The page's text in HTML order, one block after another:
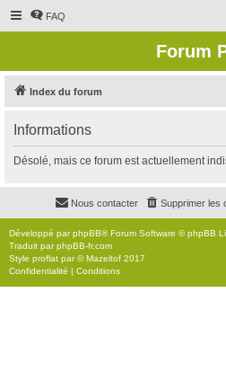
FAQ
Forum
Index du forum
Informations
Désolé, mais ce forum est actuellement
Supprimer les
Nous contacter
Développé parphpBB® Forum Software © phpBB
Traduit parphpBB-fr.com
Style proflat par ©Mazeltof 2017
Confidentialité | Conditions